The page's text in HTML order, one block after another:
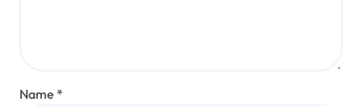
Name *